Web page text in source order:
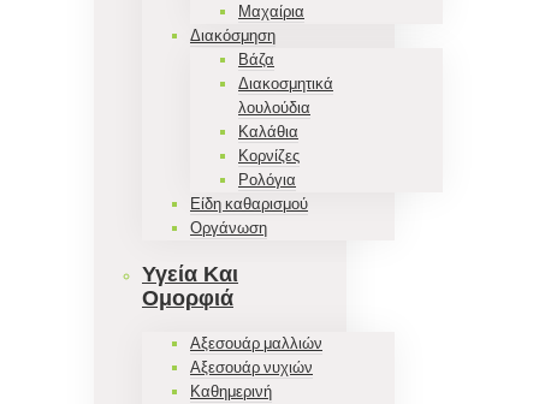
Μαχαίρια
Διακόσμηση
Βάζα
Διακοσμητικά
λουλούδια
Καλάθια
Κορνίζες
Ρολόγια
Είδη καθαρισμού
Οργάνωση
Υγεία Και
Ομορφιά
Αξεσουάρ μαλλιών
Αξεσουάρ νυχιών
Καθημερινή